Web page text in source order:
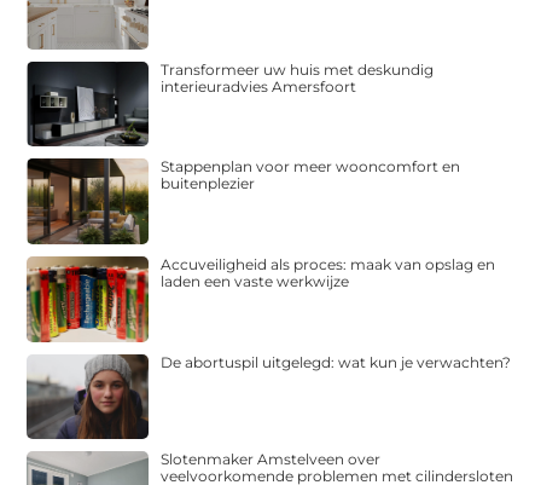
Transformeer uw huis met deskundig
interieuradvies Amersfoort
Stappenplan voor meer wooncomfort en
buitenplezier
Accuveiligheid als proces: maak van opslag en
laden een vaste werkwijze
De abortuspil uitgelegd: wat kun je verwachten?
Slotenmaker Amstelveen over
veelvoorkomende problemen met cilindersloten